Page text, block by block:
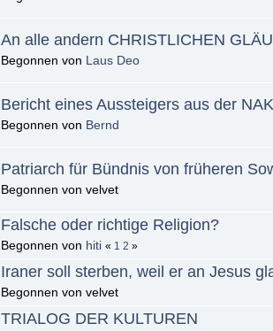
An alle andern CHRISTLICHEN
Begonnen von Laus Deo
Bericht eines Aussteigers aus der NAK
Begonnen von Bernd
Patriarch für Bündnis von früheren
Begonnen von velvet
Falsche oder richtige Religion?
Begonnen von hiti « 1 2 »
Iraner soll sterben, weil er an Jesus
Begonnen von velvet
TRIALOG DER KULTUREN